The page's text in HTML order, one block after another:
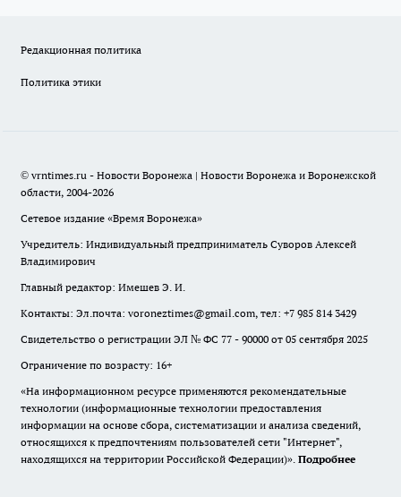
Редакционная политика
Политика этики
© vrntimes.ru - Новости Воронежа | Новости Воронежа и Воронежской
области, 2004-2026
Сетевое издание «Время Воронежа»
Учредитель: Индивидуальный предприниматель Суворов Алексей
Владимирович
Главный редактор: Имешев Э. И.
Контакты: Эл.почта: voroneztimes@gmail.com, тел: +7 985 814 3429
Свидетельство о регистрации ЭЛ № ФС 77 - 90000 от 05 сентября 2025
Ограничение по возрасту: 16+
«На информационном ресурсе применяются рекомендательные
технологии (информационные технологии предоставления
информации на основе сбора, систематизации и анализа сведений,
относящихся к предпочтениям пользователей сети "Интернет",
находящихся на территории Российской Федерации)». Подробнее